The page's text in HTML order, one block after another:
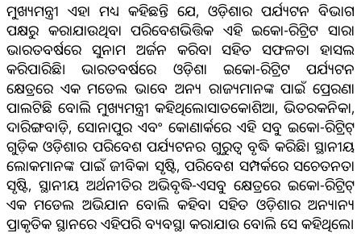
ମୁଖ୍ୟମନ୍ତ୍ରୀ ଏହା ମଧ୍ୟ କହିଛନ୍ତି ଯେ, ଓଡ଼ିଶାର ପର୍ଯ୍ୟଟନ ବିଭାଗ
ପକ୍ଷରୁ କରାଯାଉଥିବା ପରିବେଶଭିତ୍ତିକ ଏହି ଇକୋ-ରିଟ୍ରିଟ ସାରା
ଭାରତବର୍ଷରେ ସୁନାମ ଅର୍ଜନ କରିବା ସହିତ ସଫଳତା ହାସଲ
କରିପାରିଛି। ଭାରତବର୍ଷରେ ଓଡ଼ିଶା ଇକୋ-ରିଟ୍ରିଟ ପର୍ଯ୍ୟଟନ
କ୍ଷେତ୍ରରେ ଏକ ମଡେଲ ଭାବେ ଅନ୍ୟ ରାଜ୍ୟମାନଙ୍କ ପାଇଁ ପ୍ରେରଣା
ପାଲଟିଛି ବୋଲି ମୁଖ୍ୟମନ୍ତ୍ରୀ କହିଥିଲେ।ସାତକୋଶିଆ, ଭିତରକନିକା,
ଦାରିଙ୍ଗବାଡ଼ି, ସୋନାପୁର ଏବଂ କୋଣାର୍କରେ ଏହି ସବୁ ଇକୋ-ରିଟ୍ରିଟ୍
ଗୁଡ଼ିକ ଓଡ଼ିଶାର ପରିବେଶ ପର୍ଯ୍ୟଟନର ଗୁରୁତ୍ୱ ବୃଦ୍ଧି କରିଛି। ସ୍ଥାନୀୟ
ଲୋକମାନଙ୍କ ପାଇଁ ଜୀବିକା ସୃଷ୍ଟି, ପରିବେଶ ସମ୍ପର୍କରେ ସଚେତନତା
ସୃଷ୍ଟି, ସ୍ଥାନୀୟ ଅର୍ଥନୀତିର ଅଭିବୃଦ୍ଧି-ଏସବୁ କ୍ଷେତ୍ରରେ ଇକୋ-ରିଟ୍ରିଟ୍
ଏକ ମଡେଲ ଅଭିଯାନ ବୋଲି କହିବା ସହିତ ଓଡ଼ିଶାର ଅନ୍ୟାନ୍ୟ
ପ୍ରାକୃତିକ ସ୍ଥାନରେ ଏହିପରି ବ୍ୟବସ୍ଥା କରାଯାଉ ବୋଲି ସେ କହିଥିଲେ।